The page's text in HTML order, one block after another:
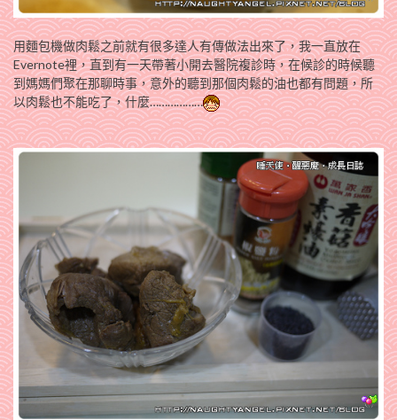
用麵包機做肉鬆之前就有很多達人有傳做法出來了，我一直放在
Evernote裡，直到有一天帶著小開去醫院複診時，在候診的時候聽
到媽媽們聚在那聊時事，意外的聽到那個肉鬆的油也都有問題，所
以肉鬆也不能吃了，什麼………………